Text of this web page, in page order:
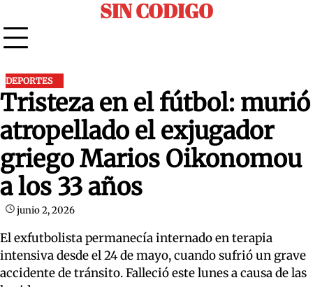
to
content
SIN CODIGO
DEPORTES
Tristeza en el fútbol: murió
atropellado el exjugador
griego Marios Oikonomou
a los 33 años
junio 2, 2026
El exfutbolista permanecía internado en terapia
intensiva desde el 24 de mayo, cuando sufrió un grave
accidente de tránsito. Falleció este lunes a causa de las